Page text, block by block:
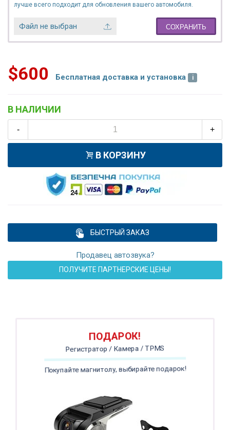
лучше всего подходит для обновления вашего автомобиля.
Файл не выбран СОХРАНИТЬ
$600 Бесплатная доставка и установка
В НАЛИЧИИ
- +
В КОРЗИНУ
БЫСТРЫЙ ЗАКАЗ
Продавец автозвука?
ПОЛУЧИТЕ ПАРТНЕРСКИЕ ЦЕНЫ!
ПОДАРОК!
Регистратор / Камера / TPMS
Покупайте магнитолу, выбирайте подарок!